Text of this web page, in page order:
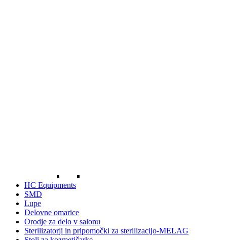
HC Equipments
SMD
Lupe
Delovne omarice
Orodje za delo v salonu
Sterilizatorji in pripomočki za sterilizacijo-MELAG